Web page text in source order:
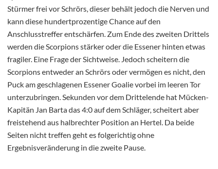
Stürmer frei vor Schrörs, dieser behält jedoch die Nerven und
kann diese hundertprozentige Chance auf den
Anschlusstreffer entschärfen. Zum Ende des zweiten Drittels
werden die Scorpions stärker oder die Essener hinten etwas
fragiler. Eine Frage der Sichtweise. Jedoch scheitern die
Scorpions entweder an Schrörs oder vermögen es nicht, den
Puck am geschlagenen Essener Goalie vorbei im leeren Tor
unterzubringen. Sekunden vor dem Drittelende hat Mücken-
Kapitän Jan Barta das 4:0 auf dem Schläger, scheitert aber
freistehend aus halbrechter Position an Hertel. Da beide
Seiten nicht treffen geht es folgerichtig ohne
Ergebnisveränderung in die zweite Pause.